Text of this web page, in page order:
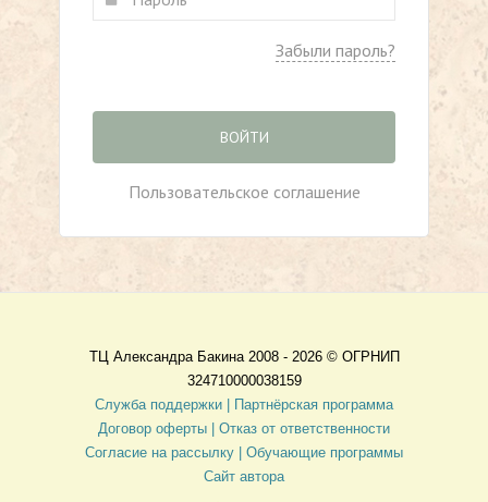
Забыли пароль?
ВОЙТИ
Пользовательское соглашение
ТЦ Александра Бакина 2008 - 2026 © ОГРНИП
324710000038159
Служба поддержки |
Партнёрская программа
Договор оферты
| Отказ от ответственности
Согласие на рассылку | Обучающие программы
Сайт автора